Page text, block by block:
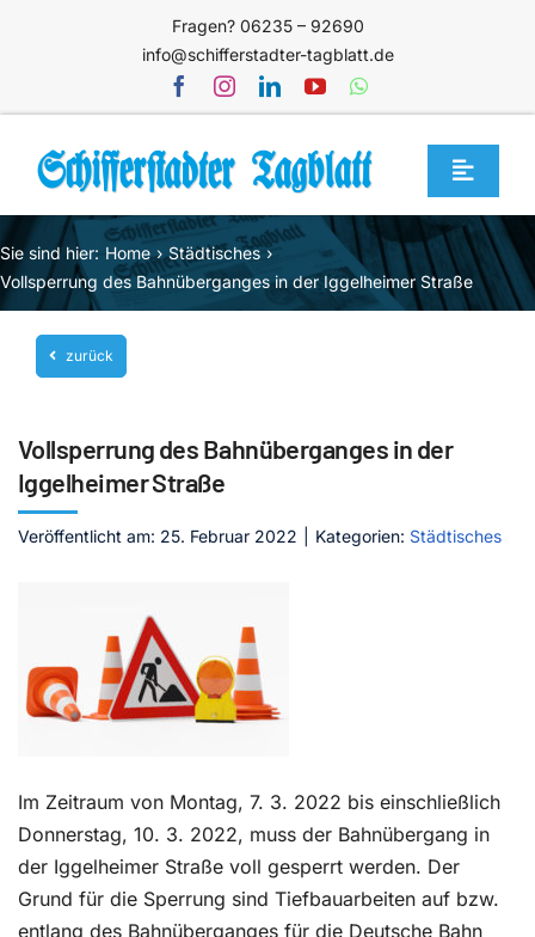
Fragen? 06235 – 92690
info@schifferstadter-tagblatt.de
Toggle
Home
Themen
Blog
Unternehmen
Mediathek
Jetzt abonnieren
Sie sind hier: Home
Städtisches
Vollsperrung des Bahnüberganges in der Iggelheimer Straße
zurück
Vollsperrung des Bahnüberganges in der
Iggelheimer Straße
Veröffentlicht am: 25. Februar 2022 Kategorien: Städtisches
Im Zeitraum von Montag, 7. 3. 2022 bis einschließlich
Donnerstag, 10. 3. 2022, muss der Bahnübergang in
der Iggelheimer Straße voll gesperrt werden. Der
Grund für die Sperrung sind Tiefbauarbeiten auf bzw.
entlang des Bahnüberganges für die Deutsche Bahn